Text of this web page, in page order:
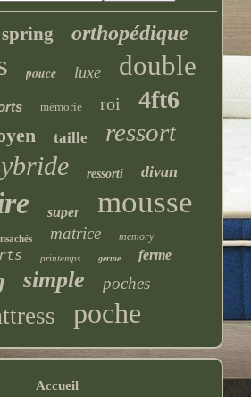
spring orthopédique
pouce luxe double
mémorie roi 4ft6
taille ressort
ressorti divan
super mousse
matrice memory
printemps germe ferme
simple poches
poche
Accueil